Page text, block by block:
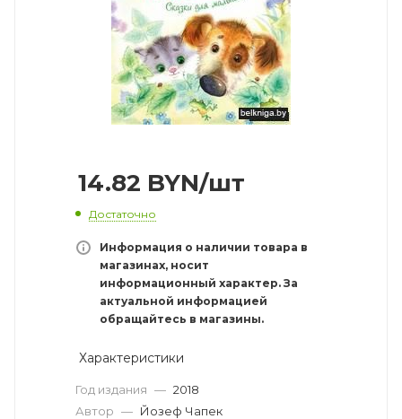
14.82 BYN/шт
Достаточно
Информация о наличии товара в
магазинах, носит
информационный характер. За
актуальной информацией
обращайтесь в магазины.
Характеристики
Год издания — 2018
Автор — Йозеф Чапек